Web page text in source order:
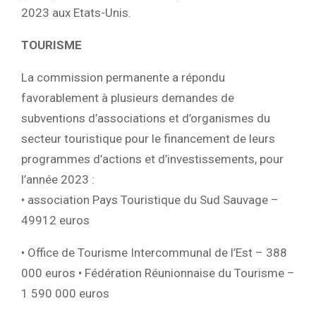
2023 aux Etats-Unis.
TOURISME
La commission permanente a répondu
favorablement à plusieurs demandes de
subventions d’associations et d’organismes du
secteur touristique pour le financement de leurs
programmes d’actions et d’investissements, pour
l’année 2023 :
• association Pays Touristique du Sud Sauvage –
49912 euros
• Office de Tourisme Intercommunal de l’Est – 388
000 euros • Fédération Réunionnaise du Tourisme –
1 590 000 euros